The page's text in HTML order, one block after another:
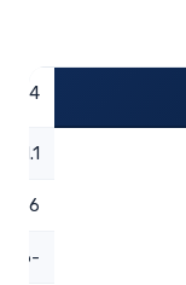
1.1
1.86
-5.96